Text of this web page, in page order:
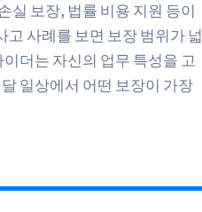
실 보장, 법률 비용 지원 등이
고 사례를 보면 보장 범위가 넓
더는 자신의 업무 특성을 고
일상에서 어떤 보장이 가장